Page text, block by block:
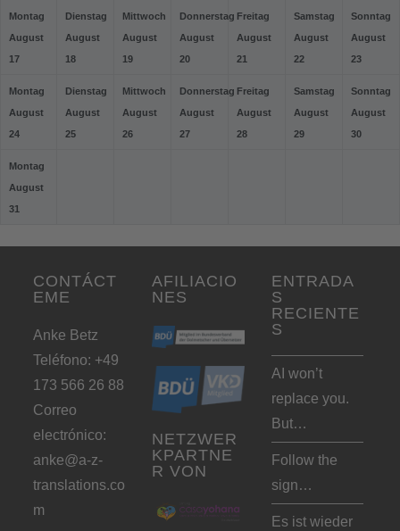
Montag
August
17
Dienstag
August
18
Mittwoch
August
19
Donnerstag
August
20
Freitag
August
21
Samstag
August
22
Sonntag
August
23
Montag
August
24
Dienstag
August
25
Mittwoch
August
26
Donnerstag
August
27
Freitag
August
28
Samstag
August
29
Sonntag
August
30
Montag
August
31
CONTÁCT
EME
Anke Betz
Teléfono: +49
173 566 26 88
Correo
electrónico:
anke@a-z-
translations.co
m
AFILIACIO
NES
NETZWER
KPARTNE
R VON
ENTRADA
S
RECIENTE
S
AI won’t
replace you.
But…
Follow the
sign…
Es ist wieder